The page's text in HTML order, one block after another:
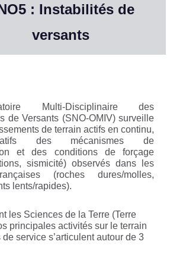
: Instabilités de
versants
Multi-Disciplinaire des
de Versants (SNO-OMIV) surveille
de terrain actifs en continu,
des mécanismes de
et des conditions de forçage
sismicité) observés dans les
(roches dures/molles,
lents/rapides).
les Sciences de la Terre (Terre
principales activités sur le terrain
service s’articulent autour de 3